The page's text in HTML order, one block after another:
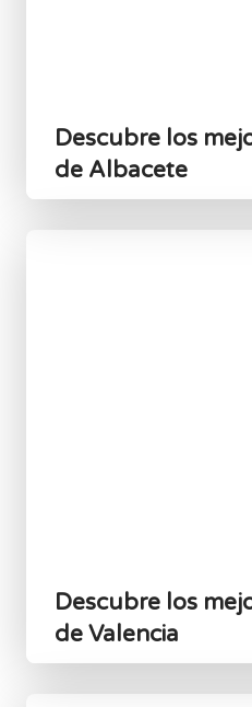
Descubre los
de Albacete
Descubre los
de Valencia